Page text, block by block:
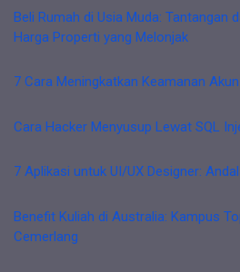
Beli Rumah di Usia Muda: Tantangan
Harga Properti yang Melonjak
7 Cara Meningkatkan Keamanan
Cara Hacker Menyusup Lewat SQL
7 Aplikasi untuk UI/UX Designer:
Benefit Kuliah di Australia: Kampus
Cemerlang